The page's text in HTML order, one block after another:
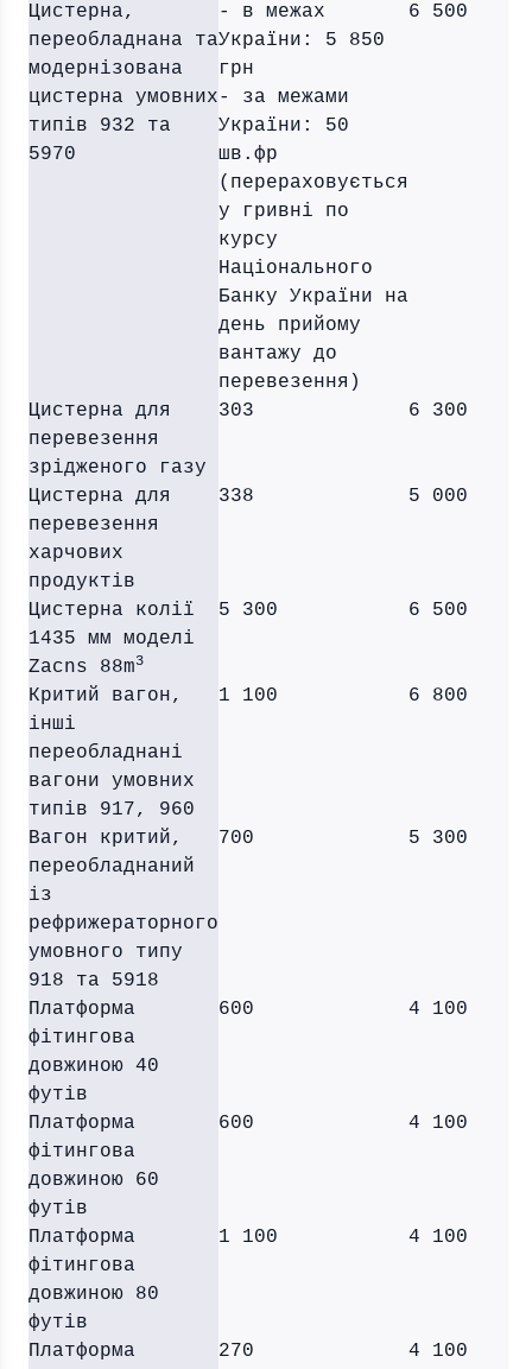
Цистерна,
переобладнана та
модернізована
цистерна умовних
типів 932 та
5970
- в межах
України: 5 850
грн
- за межами
України: 50
шв.фр
(перераховується
у гривні по
курсу
Національного
Банку України на
день прийому
вантажу до
перевезення)
6 500
Цистерна для
перевезення
зрідженого газу
303 6 300
Цистерна для
перевезення
харчових
продуктів
338 5 000
Цистерна колії
1435 мм моделі
Zacns 88m3
5 300 6 500
Критий вагон,
інші
переобладнані
вагони умовних
типів 917, 960
1 100 6 800
Вагон критий,
переобладнаний
із
рефрижераторного
умовного типу
918 та 5918
700 5 300
Платформа
фітингова
довжиною 40
футів
600 4 100
Платформа
фітингова
довжиною 60
футів
600 4 100
Платформа
фітингова
довжиною 80
футів
1 100 4 100
Платформа 270 4 100